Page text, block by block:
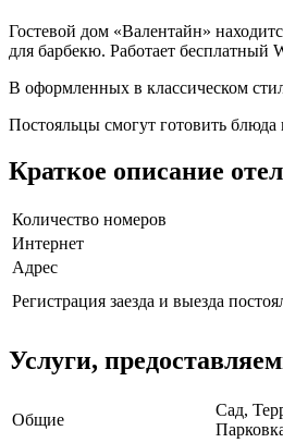
Гостевой дом «Валентайн»
для барбекю. Работает бесплатный
В оформленных в классическом
Постояльцы смогут готовить
Краткое описание
Количество номеров
Интернет
Адрес
Регистрация заезда и выезда
Услуги,
Общие
Сад,